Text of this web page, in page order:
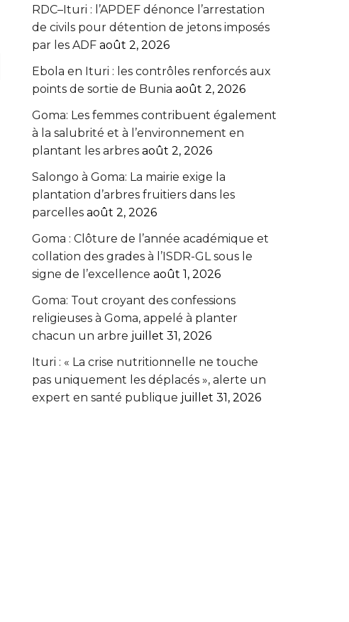
RDC–Ituri : l’APDEF dénonce l’arrestation
de civils pour détention de jetons imposés
par les ADF août 2, 2026
Ebola en Ituri : les contrôles renforcés aux
points de sortie de Bunia août 2, 2026
Goma: Les femmes contribuent également
à la salubrité et à l’environnement en
plantant les arbres août 2, 2026
Salongo à Goma: La mairie exige la
plantation d’arbres fruitiers dans les
parcelles août 2, 2026
Goma : Clôture de l’année académique et
collation des grades à l’ISDR-GL sous le
signe de l’excellence août 1, 2026
Goma: Tout croyant des confessions
religieuses à Goma, appelé à planter
chacun un arbre juillet 31, 2026
Ituri : « La crise nutritionnelle ne touche
pas uniquement les déplacés », alerte un
expert en santé publique juillet 31, 2026